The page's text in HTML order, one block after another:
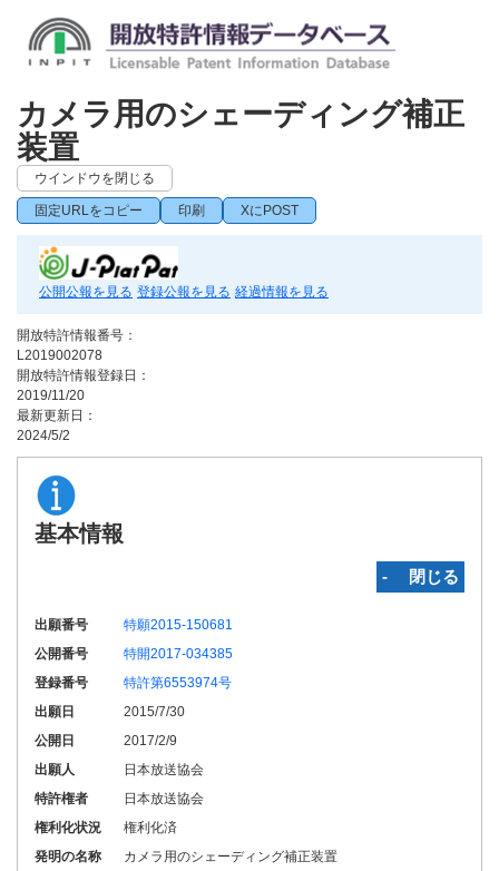
カメラ用のシェーディング補正
装置
ウインドウを閉じる
固定URLをコピー 印刷 XにPOST
公開公報を見る 登録公報を見る 経過情報を見る
開放特許情報番号：
L2019002078
開放特許情報登録日：
2019/11/20
最新更新日：
2024/5/2
基本情報
‐ 閉じる
出願番号
特願2015-150681
公開番号
特開2017-034385
登録番号
特許第6553974号
出願日
2015/7/30
公開日
2017/2/9
出願人
日本放送協会
特許権者
日本放送協会
権利化状況
権利化済
発明の名称
カメラ用のシェーディング補正装置